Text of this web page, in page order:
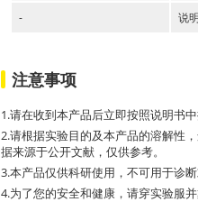
- 说
注意事项
1.请在收到本产品后立即按照说明书
2.请根据实验目的及本产品的溶解性
据来源于公开文献，仅供参考。
3.本产品仅供科研使用，不可用于诊断
4.为了您的安全和健康，请穿实验服并